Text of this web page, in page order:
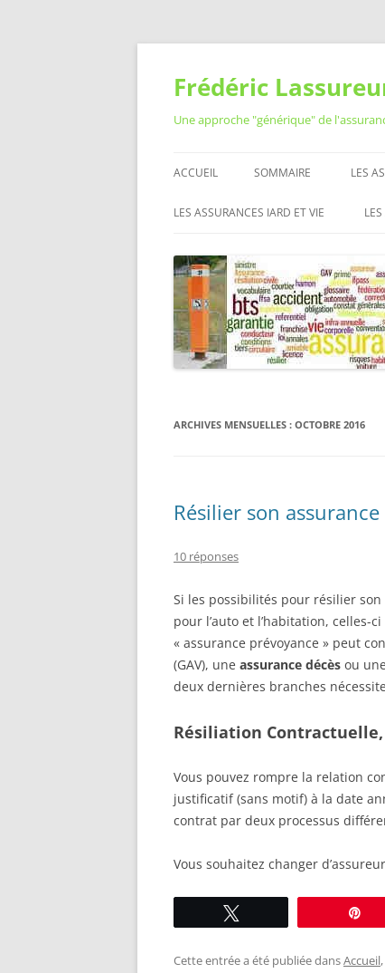
Aller
contenu
Frédéric
Une approche "générique" de
ACCUEIL SOMMAIRE LES
LES ASSURANCES IARD ET VIE
ASSURANCE HABITATION
MUTUELLE SANTÉ
ASSURANCE VIE
ARCHIVES MENSUELLES : OCTOBRE 2016
Résilier son
10 réponses
Si les possibilités pour résilier
pour l’auto et l’habitation, celles-
« assurance prévoyance » peut
(GAV), une assurance décès ou
deux dernières branches
Résiliation
Vous pouvez rompre la relation
justificatif (sans motif) à la date
contrat par deux processus
Vous souhaitez changer
Cette entrée a été publiée dansAccueil,